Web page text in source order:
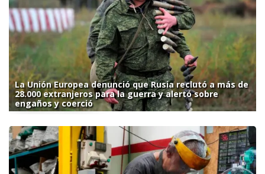
La Unión Europea denunció que Rusia reclutó a más de
28.000 extranjeros para la guerra y alertó sobre
engaños y coerció